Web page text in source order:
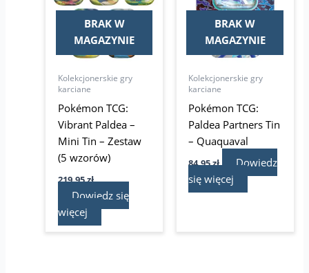
BRAK W
MAGAZYNIE
Kolekcjonerskie gry
karciane
Pokémon TCG:
Vibrant Paldea –
Mini Tin – Zestaw
(5 wzorów)
219,95zł
Dowiedz się
więcej
BRAK W
MAGAZYNIE
Kolekcjonerskie gry
karciane
Pokémon TCG:
Paldea Partners Tin
– Quaquaval
84,95zł
Dowiedz
się więcej